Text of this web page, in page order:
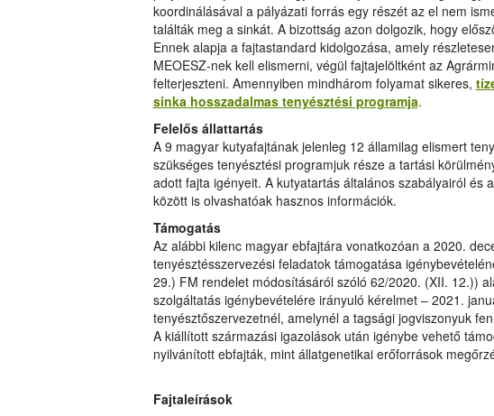
koordinálásával a pályázati forrás egy részét az el nem
találták meg a sinkát. A bizottság azon dolgozik, hogy
Ennek alapja a fajtastandard kidolgozása, amely
MEOESZ-nek kell elismerni, végül fajtajelöltként az
felterjeszteni. Amennyiben mindhárom folyamat sikeres,
sinka hosszadalmas tenyésztési programja.
Felelős állattartás
A 9 magyar kutyafajtának jelenleg 12 államilag elismert
szükséges tenyésztési programjuk része a tartási
adott fajta igényeit. A kutyatartás általános szabályairól és
között is olvashatóak hasznos információk.
Támogatás
Az alábbi kilenc magyar ebfajtára vonatkozóan a 2020.
tenyésztésszervezési feladatok támogatása
29.) FM rendelet módosításáról szóló 62/2020. (XII. 12.))
szolgáltatás igénybevételére irányuló kérelmet – 2021.
tenyésztőszervezetnél, amelynél a tagsági jogviszonyuk
A kiállított származási igazolások után igénybe vehető
nyilvánított ebfajták, mint állatgenetikai erőforrások
Fajtaleírások